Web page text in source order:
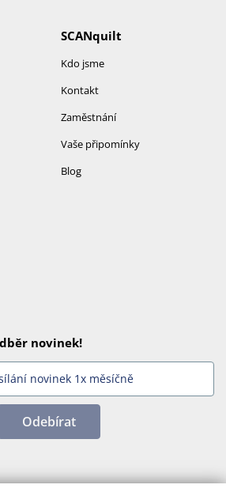
SCANquilt
Kdo jsme
Kontakt
Zaměstnání
Vaše připomínky
Blog
novinek!
Odebírat